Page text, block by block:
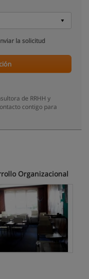
la solicitud
de RRHH y
contigo para
Organizacional